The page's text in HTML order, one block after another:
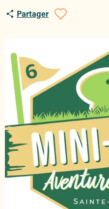
Partager